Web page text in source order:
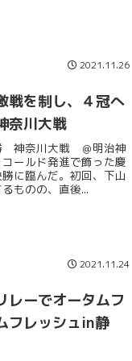
2021.11.26
戦を制し、４冠へ
川大戦
神奈川大戦 ＠明治神
ールド発進で飾った慶
に臨んだ。初回、下山
ものの、直後...
2021.11.24
レーでオータムフ
フレッシュin静